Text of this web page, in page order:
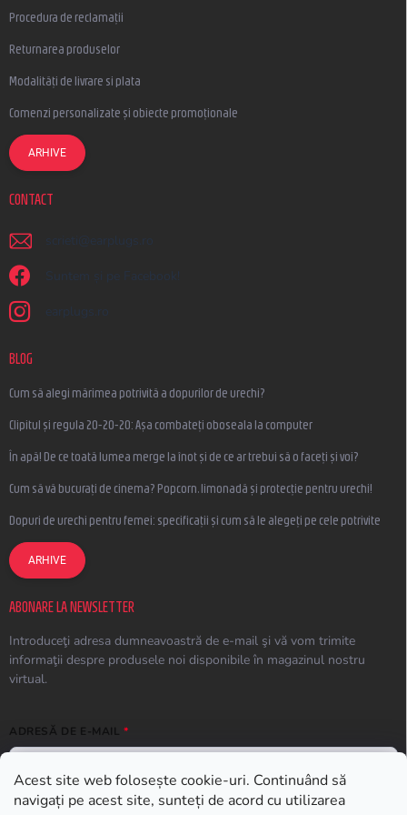
Acest site web folosește cookie-uri. Continuând să
navigați pe acest site, sunteți de acord cu utilizarea
Procedura de reclamații
Returnarea produselor
Modalități de livrare si plata
Comenzi personalizate și obiecte promoționale
ARHIVE
CONTACT
scrieti @ earplugs.ro
Suntem și pe Facebook!
earplugs.ro
BLOG
Cum să alegi mărimea potrivită a dopurilor de urechi?
Clipitul și regula 20-20-20: Așa combateți oboseala la computer
În apă! De ce toată lumea merge la înot și de ce ar trebui să o faceți și voi?
Cum să vă bucurați de cinema? Popcorn, limonadă și protecție pentru urechi!
Dopuri de urechi pentru femei: specificații și cum să le alegeți pe cele potrivite
ARHIVE
ABONARE LA NEWSLETTER
Introduceţi adresa dumneavoastră de e-mail şi vă vom trimite
informaţii despre produsele noi disponibile în magazinul nostru
virtual.
ADRESĂ DE E-MAIL
ABONARE